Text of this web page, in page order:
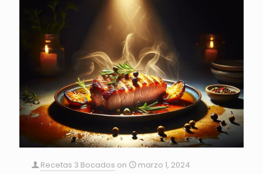
Recetas 3 Bocados on
marzo 1, 2024